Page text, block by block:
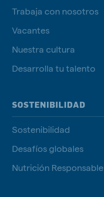
Trabaja con nosotros
Vacantes
Nuestra cultura
Desarrolla tu talento
SOSTENIBILIDAD
Sostenibilidad
Desafíos globales
Nutrición Responsable